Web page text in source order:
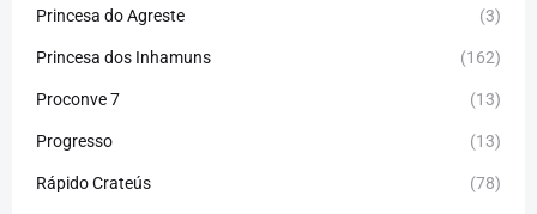
Princesa do Agreste (3)
Princesa dos Inhamuns (162)
Proconve 7 (13)
Progresso (13)
Rápido Crateús (78)